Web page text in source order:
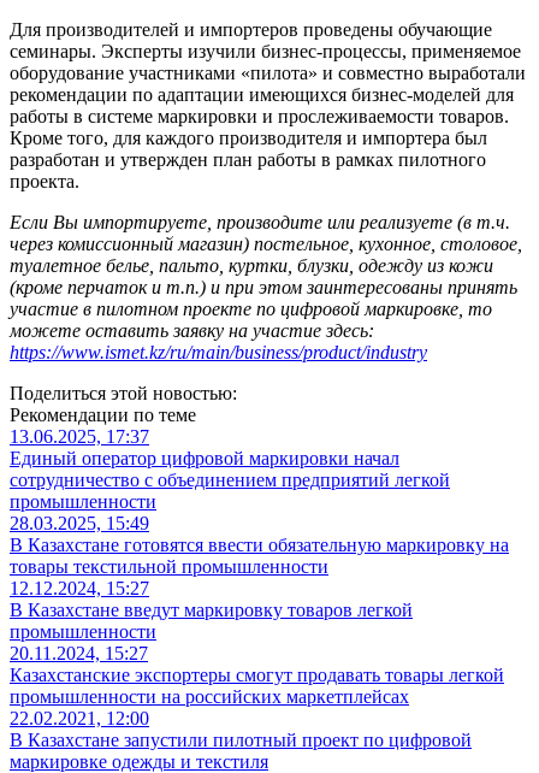
Для производителей и импортеров проведены обучающие
семинары. Эксперты изучили бизнес-процессы, применяемое
оборудование участниками «пилота» и совместно выработали
рекомендации по адаптации имеющихся бизнес-моделей для
работы в системе маркировки и прослеживаемости товаров.
Кроме того, для каждого производителя и импортера был
разработан и утвержден план работы в рамках пилотного
проекта.
Если Вы импортируете, производите или реализуете (в т.ч.
через комиссионный магазин) постельное, кухонное, столовое,
туалетное белье, пальто, куртки, блузки, одежду из кожи
(кроме перчаток и т.п.) и при этом заинтересованы принять
участие в пилотном проекте по цифровой маркировке, то
можете оставить заявку на участие здесь:
https://www.ismet.kz/ru/main/business/product/industry
Поделиться этой новостью:
Рекомендации по теме
13.06.2025, 17:37
Единый оператор цифровой маркировки начал
сотрудничество с объединением предприятий легкой
промышленности
28.03.2025, 15:49
В Казахстане готовятся ввести обязательную маркировку на
товары текстильной промышленности
12.12.2024, 15:27
В Казахстане введут маркировку товаров легкой
промышленности
20.11.2024, 15:27
Казахстанские экспортеры смогут продавать товары легкой
промышленности на российских маркетплейсах
22.02.2021, 12:00
В Казахстане запустили пилотный проект по цифровой
маркировке одежды и текстиля